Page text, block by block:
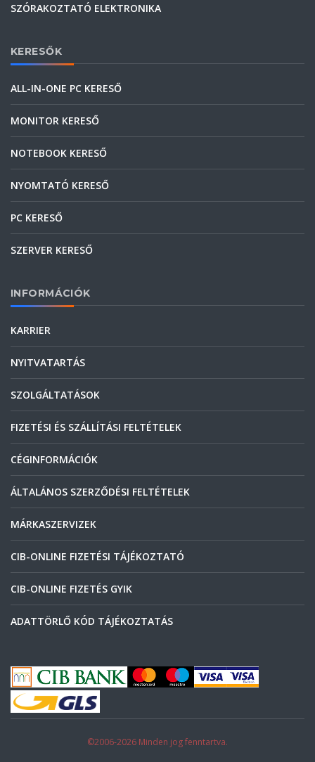
SZÓRAKOZTATÓ ELEKTRONIKA
KERESŐK
ALL-IN-ONE PC KERESŐ
MONITOR KERESŐ
NOTEBOOK KERESŐ
NYOMTATÓ KERESŐ
PC KERESŐ
SZERVER KERESŐ
INFORMÁCIÓK
KARRIER
NYITVATARTÁS
SZOLGÁLTATÁSOK
FIZETÉSI ÉS SZÁLLÍTÁSI FELTÉTELEK
CÉGINFORMÁCIÓK
ÁLTALÁNOS SZERZŐDÉSI FELTÉTELEK
MÁRKASZERVIZEK
CIB-ONLINE FIZETÉSI TÁJÉKOZTATÓ
CIB-ONLINE FIZETÉS GYIK
ADATTÖRLŐ KÓD TÁJÉKOZTATÁS
©2006-2026 Minden jog fenntartva.